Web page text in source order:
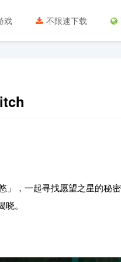
戏 不限速下载
，一起寻找愿望之星的秘
。